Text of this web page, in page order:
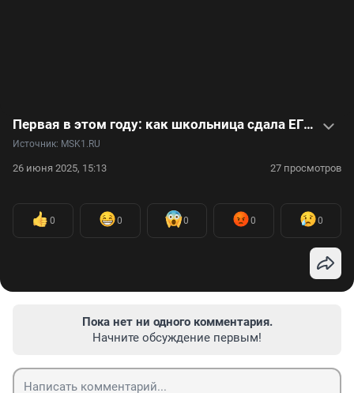
Первая в этом году: как школьница сдала ЕГЭ на 400 баллов
Источник: MSK1.RU
26 июня 2025, 15:13 27 просмотров
0 0 0 0 0
Пока нет ни одного комментария.
Начните обсуждение первым!